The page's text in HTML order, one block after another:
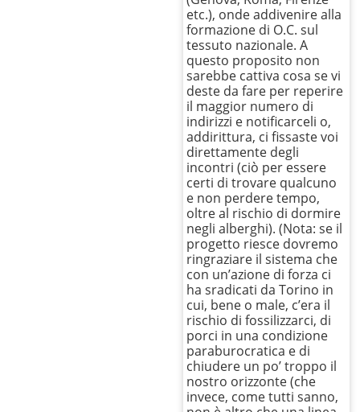
etc.), onde addivenire alla
formazione di O.C. sul
tessuto nazionale. A
questo proposito non
sarebbe cattiva cosa se vi
deste da fare per reperire
il maggior numero di
indirizzi e notificarceli o,
addirittura, ci fissaste voi
direttamente degli
incontri (ciò per essere
certi di trovare qualcuno
e non perdere tempo,
oltre al rischio di dormire
negli alberghi). (Nota: se il
progetto riesce dovremo
ringraziare il sistema che
con un’azione di forza ci
ha sradicati da Torino in
cui, bene o male, c’era il
rischio di fossilizzarci, di
porci in una condizione
paraburocratica e di
chiudere un po’ troppo il
nostro orizzonte (che
invece, come tutti sanno,